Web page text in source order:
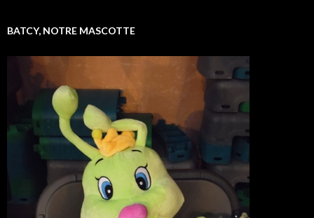
BATCY, NOTRE MASCOTTE